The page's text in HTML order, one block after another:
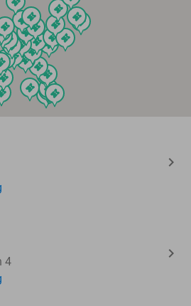
events
events
eventsevents
events
events
events
events
events
events
events
events
events
events
events
events
events
events
events
events
events
events
events
events
events
events events
events
events
4